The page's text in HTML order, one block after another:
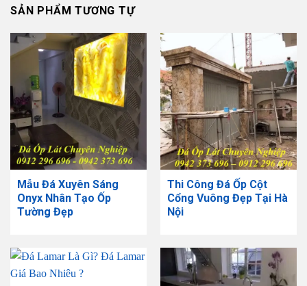
SẢN PHẨM TƯƠNG TỰ
Mẫu Đá Xuyên Sáng
Onyx Nhân Tạo Ốp
Tường Đẹp
Thi Công Đá Ốp Cột
Cổng Vuông Đẹp Tại Hà
Nội